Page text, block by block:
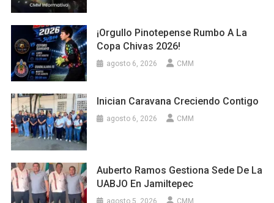
¡Orgullo Pinotepense Rumbo A La
Copa Chivas 2026!
agosto 6, 2026 CMM
Inician Caravana Creciendo Contigo
agosto 6, 2026 CMM
Auberto Ramos Gestiona Sede De La
UABJO En Jamiltepec